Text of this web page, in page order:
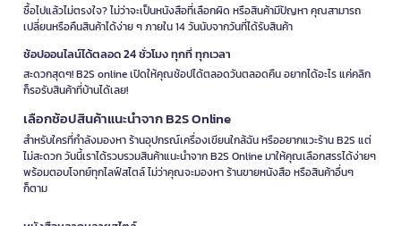
ซื้อไปแล้วไม่ตรงใจ? ไม่ว่าจะเป็นหนังสือที่เลือกผิด หรือสินค้ามีปัญหา คุณสามารถ
เปลี่ยนหรือคืนสินค้าได้ง่าย ๆ ภายใน 14 วันนับจากวันที่ได้รับสินค้า
ช้อปออนไลน์ได้ตลอด 24 ชั่วโมง ทุกที่ ทุกเวลา
สะดวกสุดๆ! B2S online เปิดให้คุณช้อปได้ตลอดวันตลอดคืน อยากได้อะไร แค่คลิก
ก็รอรับสินค้าที่บ้านได้เลย!
เลือกช้อปสินค้าแนะนำจาก B2S Online
สำหรับใครที่กำลังมองหา ร้านอุปกรณ์เครื่องเขียนใกล้ฉัน หรืออยากแวะร้าน B2S แต่
ไม่สะดวก วันนี้เราได้รวบรวมสินค้าแนะนำจาก B2S Online มาให้คุณเลือกสรรได้ง่ายๆ
พร้อมตอบโจทย์ทุกไลฟ์สไตล์ ไม่ว่าคุณจะมองหา ร้านขายหนังสือ หรือสินค้าอื่นๆ
ก็ตาม